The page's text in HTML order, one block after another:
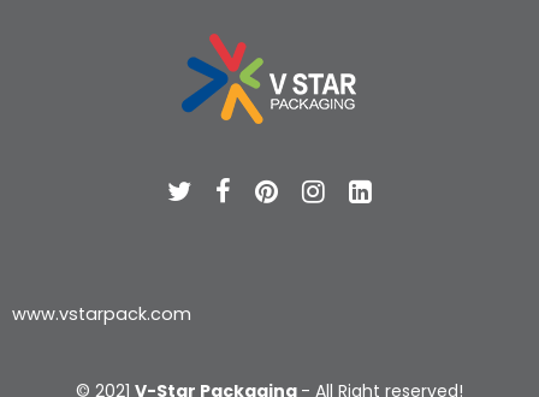
www.vstarpack.com
© 2021 V-Star Packaging - All Right reserved!